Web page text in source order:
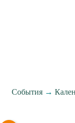
События→